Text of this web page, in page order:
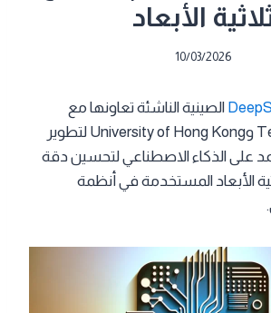
الأبعاد
10/03/2026
الصينية الناشئة تعاونها مع
باحثين من Tencent وUniversity of Hong Kong لتطوير
على الذكاء الاصطناعي لتحسين دقة
الأبعاد المستخدمة في أنظمة